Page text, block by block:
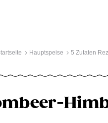
Hauptspeise 5 Zutaten